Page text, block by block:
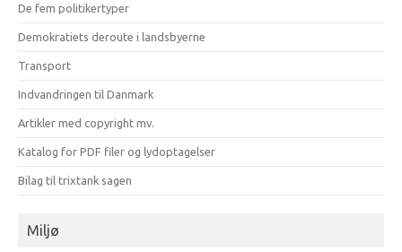
De fem politikertyper
Demokratiets deroute i landsbyerne
Transport
Indvandringen til Danmark
Artikler med copyright mv.
Katalog for PDF filer og lydoptagelser
Bilag til trixtank sagen
Miljø